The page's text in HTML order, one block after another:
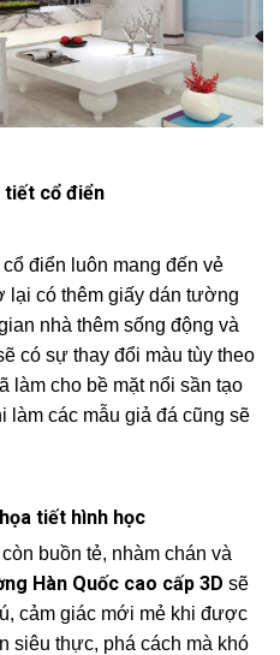
tiết cổ điển
điển luôn mang đến vẻ
lại có thêm giấy dán tường
nhà thêm sống động và
có sự thay đổi màu tùy theo
làm cho bề mặt nổi sần tạo
làm các mẫu giả đá cũng sẽ
tiết hình học
buồn tẻ, nhàm chán và
Hàn Quốc cao cấp 3Dsẽ
cảm giác mới mẻ khi được
siêu thực, phá cách mà khó